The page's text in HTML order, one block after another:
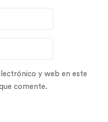
y web en este
comente.